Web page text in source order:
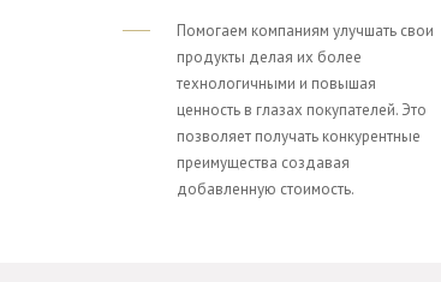
Помогаем компаниям улучшать свои
продукты делая их более
технологичными и повышая
ценность в глазах покупателей. Это
позволяет получать конкурентные
преимущества создавая
добавленную стоимость.